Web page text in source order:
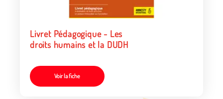
Livret Pédagogique - Les
droits humains et la DUDH
Voir la fiche